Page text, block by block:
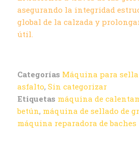
asegurando la integridad
global de la calzada y
útil.
Categorías Máquina para
asfalto, Sin categorizar
Etiquetas máquina de
betún, máquina de sellado de
máquina reparadora de baches